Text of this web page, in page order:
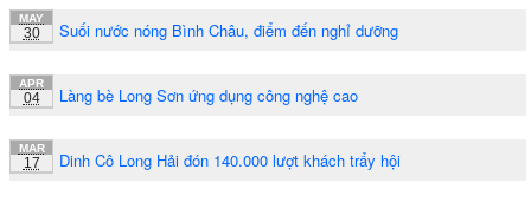
MAY
30 Suối nước nóng Bình Châu, điểm đến nghỉ dưỡng
APR
04 Làng bè Long Sơn ứng dụng công nghệ cao
MAR
17 Dinh Cô Long Hải đón 140.000 lượt khách trẩy hội